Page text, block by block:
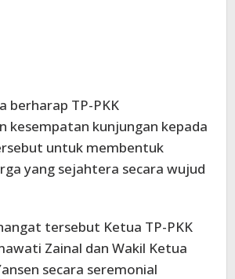
berharap TP-PKK
kesempatan kunjungan kepada
untuk membentuk
yang sejahtera secara wujud
tersebut Ketua TP-PKK
Zainal dan Wakil Ketua
secara seremonial